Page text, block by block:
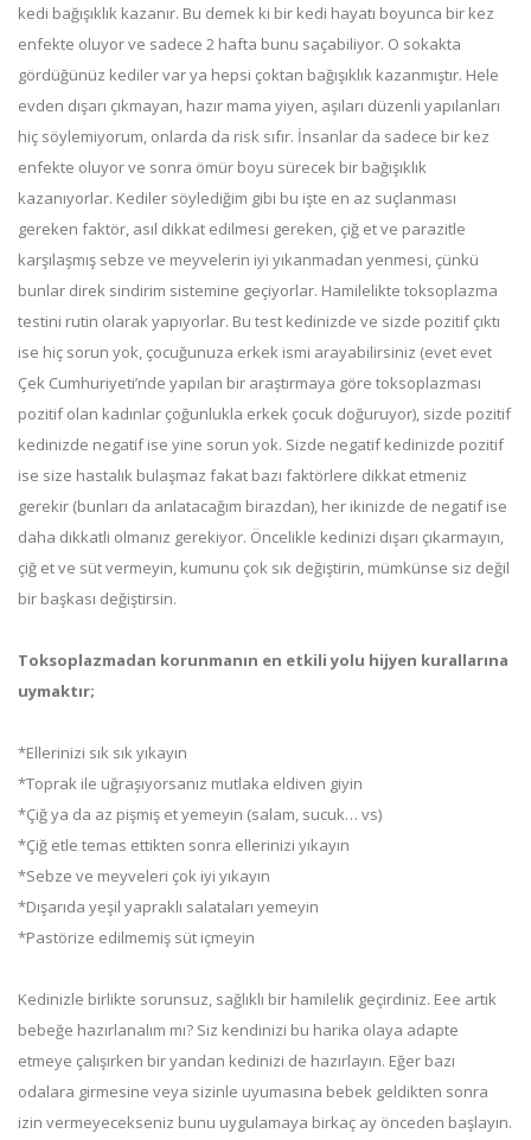
kedi bağışıklık kazanır. Bu demek ki bir kedi hayatı boyunca bir kez
enfekte oluyor ve sadece 2 hafta bunu saçabiliyor. O sokakta
gördüğünüz kediler var ya hepsi çoktan bağışıklık kazanmıştır. Hele
evden dışarı çıkmayan, hazır mama yiyen, aşıları düzenli yapılanları
hiç söylemiyorum, onlarda da risk sıfır. İnsanlar da sadece bir kez
enfekte oluyor ve sonra ömür boyu sürecek bir bağışıklık
kazanıyorlar. Kediler söylediğim gibi bu işte en az suçlanması
gereken faktör, asıl dikkat edilmesi gereken, çiğ et ve parazitle
karşılaşmış sebze ve meyvelerin iyi yıkanmadan yenmesi, çünkü
bunlar direk sindirim sistemine geçiyorlar. Hamilelikte toksoplazma
testini rutin olarak yapıyorlar. Bu test kedinizde ve sizde pozitif çıktı
ise hiç sorun yok, çocuğunuza erkek ismi arayabilirsiniz (evet evet
Çek Cumhuriyeti’nde yapılan bir araştırmaya göre toksoplazması
pozitif olan kadınlar çoğunlukla erkek çocuk doğuruyor), sizde pozitif
kedinizde negatif ise yine sorun yok. Sizde negatif kedinizde pozitif
ise size hastalık bulaşmaz fakat bazı faktörlere dikkat etmeniz
gerekir (bunları da anlatacağım birazdan), her ikinizde de negatif ise
daha dikkatli olmanız gerekiyor. Öncelikle kedinizi dışarı çıkarmayın,
çiğ et ve süt vermeyin, kumunu çok sık değiştirin, mümkünse siz değil
bir başkası değiştirsin.
Toksoplazmadan korunmanın en etkili yolu hijyen kurallarına
uymaktır;
*Ellerinizi sık sık yıkayın
*Toprak ile uğraşıyorsanız mutlaka eldiven giyin
*Çiğ ya da az pişmiş et yemeyin (salam, sucuk… vs)
*Çiğ etle temas ettikten sonra ellerinizi yıkayın
*Sebze ve meyveleri çok iyi yıkayın
*Dışarıda yeşil yapraklı salataları yemeyin
*Pastörize edilmemiş süt içmeyin
Kedinizle birlikte sorunsuz, sağlıklı bir hamilelik geçirdiniz. Eee artık
bebeğe hazırlanalım mı? Siz kendinizi bu harika olaya adapte
etmeye çalışırken bir yandan kedinizi de hazırlayın. Eğer bazı
odalara girmesine veya sizinle uyumasına bebek geldikten sonra
izin vermeyecekseniz bunu uygulamaya birkaç ay önceden başlayın.